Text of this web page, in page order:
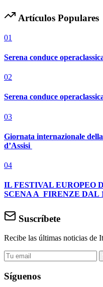
Artículos Populares
01
Serena conduce
02
Serena conduce
03
Giornata internazionale
d’Assisi
04
IL FESTIVAL EUROPEO
SCENA A FIRENZE DAL
Suscríbete
Recibe las últimas noticias de
Síguenos